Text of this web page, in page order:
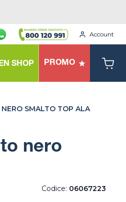
Account
SHOP PROMO
SMALTO TOP ALA
nero
Codice: 06067223